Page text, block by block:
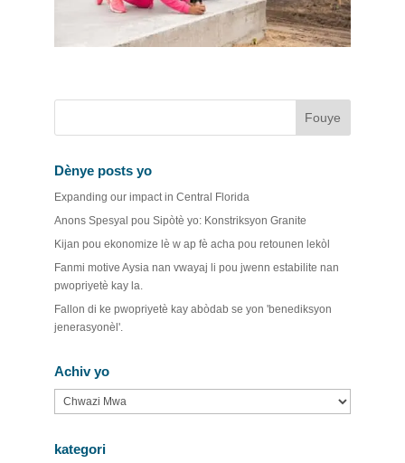
Dènye posts yo
Expanding our impact in Central Florida
Anons Spesyal pou Sipòtè yo: Konstriksyon Granite
Kijan pou ekonomize lè w ap fè acha pou retounen lekòl
Fanmi motive Aysia nan vwayaj li pou jwenn estabilite nan
pwopriyetè kay la.
Fallon di ke pwopriyetè kay abòdab se yon 'benediksyon
jenerasyonèl'.
Achiv yo
Achiv
yo
kategori